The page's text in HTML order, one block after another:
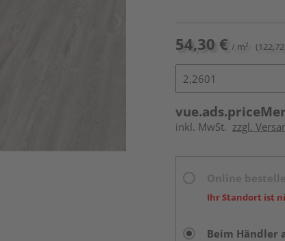
54,30 € / m²
inkl. MwSt. zzgl.
Ihr Standort ist
Beim Händler